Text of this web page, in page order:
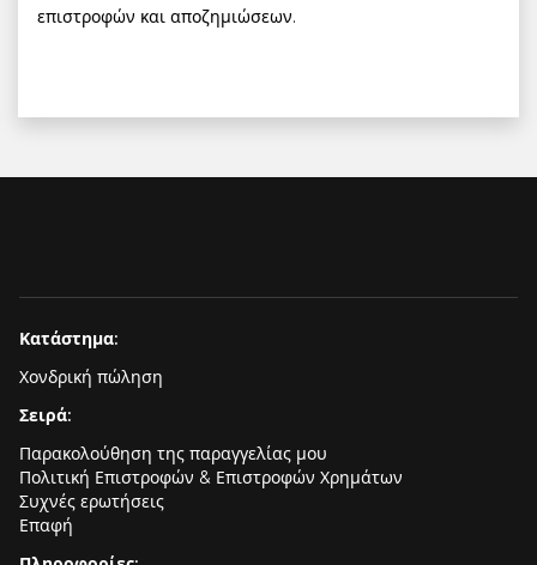
επιστροφών και αποζημιώσεων.
Κατάστημα:
Χονδρική πώληση
Σειρά:
Παρακολούθηση της παραγγελίας μου
Πολιτική Επιστροφών & Επιστροφών Χρημάτων
Συχνές ερωτήσεις
Επαφή